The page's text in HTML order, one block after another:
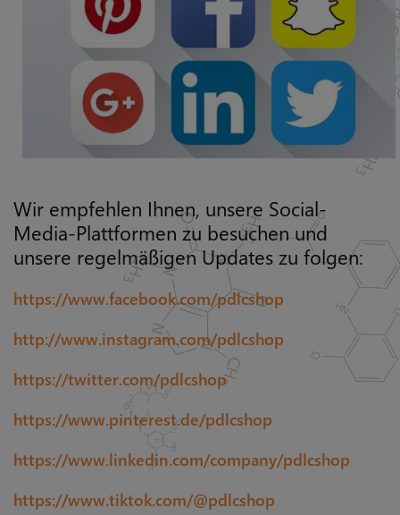
Wir empfehlen Ihnen, unsere Social-
Media-Plattformen zu besuchen und
unsere regelmäßigen Updates zu folgen:
https://www.facebook.com/pdlcshop
http://www.instagram.com/pdlcshop
https://twitter.com/pdlcshop
https://www.pinterest.de/pdlcshop
https://www.linkedin.com/company/pdlcshop
https://www.tiktok.com/@pdlcshop